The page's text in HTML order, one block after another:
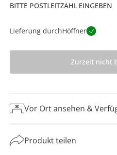
BITTE POSTLEITZAHL EINGEBEN
Lieferung durchHöffner
Zurzeit nicht
Vor Ort ansehen &
Produkt teilen